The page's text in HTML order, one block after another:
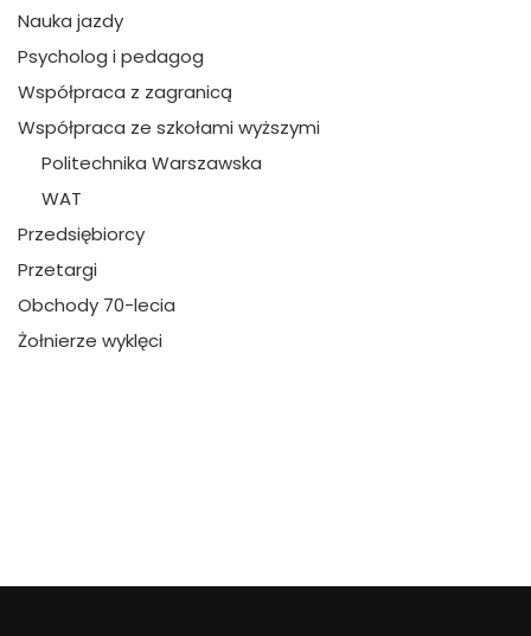
Nauka jazdy
Psycholog i pedagog
Współpraca z zagranicą
Współpraca ze szkołami wyższymi
Politechnika Warszawska
WAT
Przedsiębiorcy
Przetargi
Obchody 70-lecia
Żołnierze wyklęci